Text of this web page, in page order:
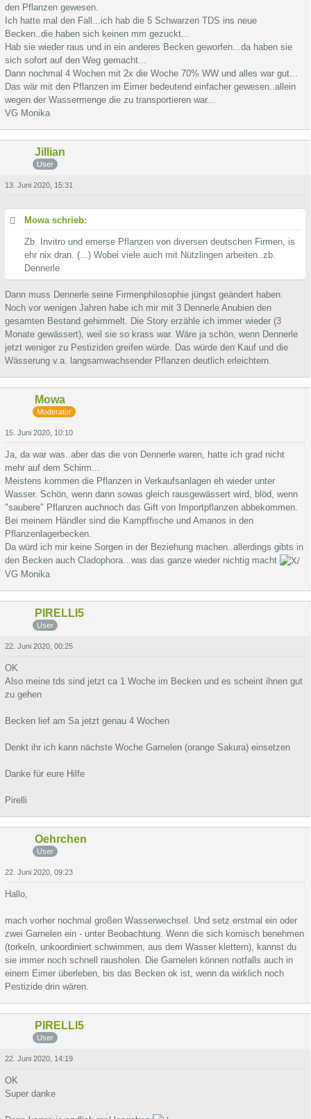
den Pflanzen gewesen.
Ich hatte mal den Fall...ich hab die 5 Schwarzen TDS ins neue
Becken..die haben sich keinen mm gezuckt...
Hab sie wieder raus und in ein anderes Becken geworfen...da haben sie
sich sofort auf den Weg gemacht...
Dann nochmal 4 Wochen mit 2x die Woche 70% WW und alles war gut...
Das wär mit den Pflanzen im Eimer bedeutend einfacher gewesen..allein
wegen der Wassermenge die zu transportieren war...
VG Monika
Jillian
User
13. Juni 2020, 15:31
Mowa schrieb:
Zb. Invitro und emerse Pflanzen von diversen deutschen Firmen, is
ehr nix dran. (...) Wobei viele auch mit Nützlingen arbeiten..zb.
Dennerle
Dann muss Dennerle seine Firmenphilosophie jüngst geändert haben.
Noch vor wenigen Jahren habe ich mir mit 3 Dennerle Anubien den
gesamten Bestand gehimmelt. Die Story erzähle ich immer wieder (3
Monate gewässert), weil sie so krass war. Wäre ja schön, wenn Dennerle
jetzt weniger zu Pestiziden greifen würde. Das würde den Kauf und die
Wässerung v.a. langsamwachsender Pflanzen deutlich erleichtern.
Mowa
Moderator
15. Juni 2020, 10:10
Ja, da war was..aber das die von Dennerle waren, hatte ich grad nicht
mehr auf dem Schirm...
Meistens kommen die Pflanzen in Verkaufsanlagen eh wieder unter
Wasser. Schön, wenn dann sowas gleich rausgewässert wird, blöd, wenn
"saubere" Pflanzen auchnoch das Gift von Importpflanzen abbekommen.
Bei meinem Händler sind die Kampffische und Amanos in den
Pflanzenlagerbecken.
Da würd ich mir keine Sorgen in der Beziehung machen..allerdings gibts in
den Becken auch Cladophora...was das ganze wieder nichtig macht
VG Monika
PIRELLI5
User
22. Juni 2020, 00:25
OK
Also meine tds sind jetzt ca 1 Woche im Becken und es scheint ihnen gut
zu gehen
Becken lief am Sa jetzt genau 4 Wochen
Denkt ihr ich kann nächste Woche Garnelen (orange Sakura) einsetzen
Danke für eure Hilfe
Pirelli
Oehrchen
User
22. Juni 2020, 09:23
Hallo,
mach vorher nochmal großen Wasserwechsel. Und setz erstmal ein oder
zwei Garnelen ein - unter Beobachtung. Wenn die sich komisch benehmen
(torkeln, unkoordiniert schwimmen, aus dem Wasser klettern), kannst du
sie immer noch schnell rausholen. Die Garnelen können notfalls auch in
einem Eimer überleben, bis das Becken ok ist, wenn da wirklich noch
Pestizide drin wären.
PIRELLI5
User
22. Juni 2020, 14:19
OK
Super danke